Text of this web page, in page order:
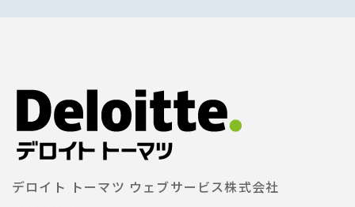
デロイト トーマツ ウェブサービス株式会社